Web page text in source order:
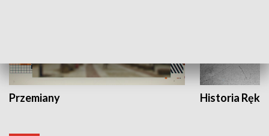
Przemiany Historia Ręką